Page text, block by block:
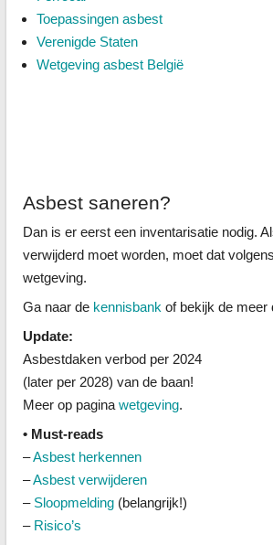
Toepassingen asbest
Verenigde Staten
Wetgeving asbest België
Asbest saneren?
Dan is er eerst een inventarisatie nodig.
verwijderd moet worden, moet dat
wetgeving.
Ga naar de kennisbank of bekijk de meer
Update:
Asbestdaken verbod per 2024
(later per 2028) van de baan!
Meer op pagina wetgeving.
• Must-reads
–Asbest herkennen
–Asbest verwijderen
– Sloopmelding(belangrijk!)
– Risico’s